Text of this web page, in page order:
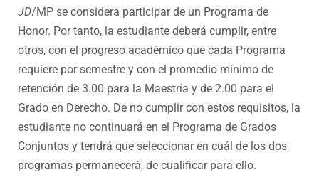
JD/MP se considera participar de un Programa de
Honor. Por tanto, la estudiante deberá cumplir, entre
otros, con el progreso académico que cada Programa
requiere por semestre y con el promedio mínimo de
retención de 3.00 para la Maestría y de 2.00 para el
Grado en Derecho. De no cumplir con estos requisitos, la
estudiante no continuará en el Programa de Grados
Conjuntos y tendrá que seleccionar en cuál de los dos
programas permanecerá, de cualificar para ello.